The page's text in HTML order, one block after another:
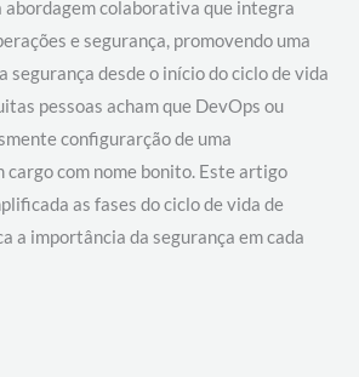
abordagem colaborativa que integra
e segurança, promovendo uma
segurança desde o início do ciclo de vida
pessoas acham que DevOps ou
configurarção de uma
com nome bonito. Este artigo
as fases do ciclo de vida de
a importância da segurança em cada